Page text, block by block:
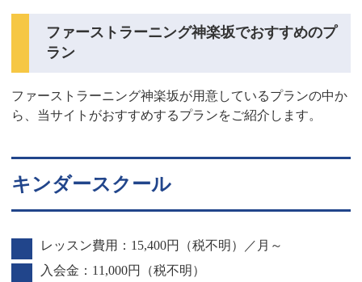
ファーストラーニング神楽坂でおすすめのプ
ラン
ファーストラーニング神楽坂が用意しているプランの中か
ら、当サイトがおすすめするプランをご紹介します。
キンダースクール
レッスン費用：15,400円（税不明）／月～
入会金：11,000円（税不明）